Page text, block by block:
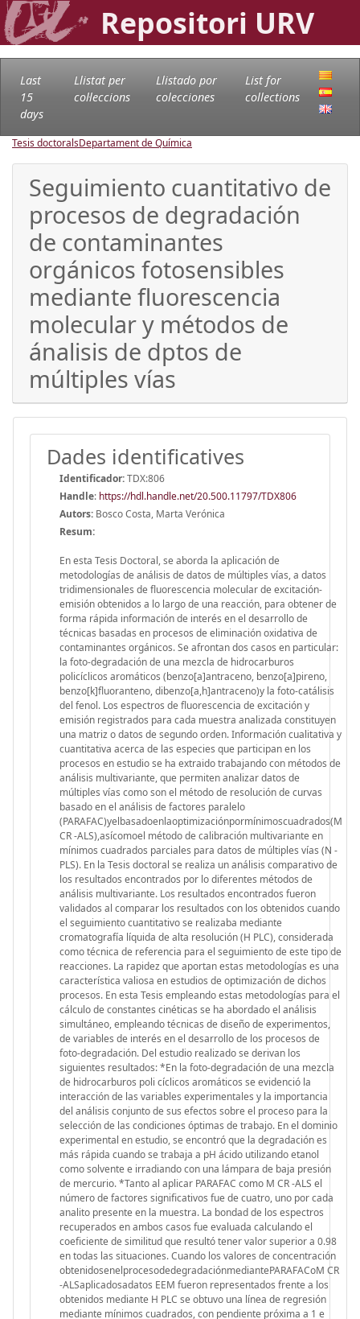
Repositori URV
Last
15
days
Llistat per
col·leccions
Llistado por
colecciones
List for
collections
Tesis doctoralsDepartament de Química
Seguimiento cuantitativo de
procesos de degradación
de contaminantes
orgánicos fotosensibles
mediante fluorescencia
molecular y métodos de
ánalisis de dptos de
múltiples vías
Dades identificatives
Identificador:TDX:806
Handle: https://hdl.handle.net/20.500.11797/TDX806
Autors: Bosco Costa, Marta Verónica
Resum:
En esta Tesis Doctoral, se aborda la aplicación de
metodologías de análisis de datos de múltiples vías, a datos
tridimensionales de fluorescencia molecular de excitación-
emisión obtenidos a lo largo de una reacción, para obtener de
forma rápida información de interés en el desarrollo de
técnicas basadas en procesos de eliminación oxidativa de
contaminantes orgánicos. Se afrontan dos casos en particular:
la foto-degradación de una mezcla de hidrocarburos
policíclicos aromáticos (benzo[a]antraceno, benzo[a]pireno,
benzo[k]fluoranteno, dibenzo[a,h]antraceno)y la foto-catálisis
del fenol. Los espectros de fluorescencia de excitación y
emisión registrados para cada muestra analizada constituyen
una matriz o datos de segundo orden. Información cualitativa y
cuantitativa acerca de las especies que participan en los
procesos en estudio se ha extraido trabajando con métodos de
análisis multivariante, que permiten analizar datos de
múltiples vías como son el método de resolución de curvas
basado en el análisis de factores paralelo
(PARAFAC)yelbasadoenlaoptimizaciónpormínimoscuadrados(M
CR -ALS),asícomoel método de calibración multivariante en
mínimos cuadrados parciales para datos de múltiples vías (N -
PLS). En la Tesis doctoral se realiza un análisis comparativo de
los resultados encontrados por lo diferentes métodos de
análisis multivariante. Los resultados encontrados fueron
validados al comparar los resultados con los obtenidos cuando
el seguimiento cuantitativo se realizaba mediante
cromatografía líquida de alta resolución (H PLC), considerada
como técnica de referencia para el seguimiento de este tipo de
reacciones. La rapidez que aportan estas metodologías es una
característica valiosa en estudios de optimización de dichos
procesos. En esta Tesis empleando estas metodologías para el
cálculo de constantes cinéticas se ha abordado el análisis
simultáneo, empleando técnicas de diseño de experimentos,
de variables de interés en el desarrollo de los procesos de
foto-degradación. Del estudio realizado se derivan los
siguientes resultados: *En la foto-degradación de una mezcla
de hidrocarburos poli cíclicos aromáticos se evidenció la
interacción de las variables experimentales y la importancia
del análisis conjunto de sus efectos sobre el proceso para la
selección de las condiciones óptimas de trabajo. En el dominio
experimental en estudio, se encontró que la degradación es
más rápida cuando se trabaja a pH ácido utilizando etanol
como solvente e irradiando con una lámpara de baja presión
de mercurio. *Tanto al aplicar PARAFAC como M CR -ALS el
número de factores significativos fue de cuatro, uno por cada
analito presente en la muestra. La bondad de los espectros
recuperados en ambos casos fue evaluada calculando el
coeficiente de similitud que resultó tener valor superior a 0.98
en todas las situaciones. Cuando los valores de concentración
obtenidosenelprocesodedegradaciónmediantePARAFACoM CR
-ALSaplicadosadatos EEM fueron representados frente a los
obtenidos mediante H PLC se obtuvo una línea de regresión
mediante mínimos cuadrados, con pendiente próxima a 1 e